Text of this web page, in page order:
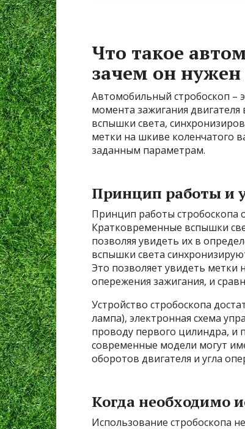
Что такое
зачем он нужен
Автомобильный стробоскоп –
момента зажигания
вспышки света,
метки на шкиве коленчатого
заданным параметрам.
Принцип работы и
Принцип работы стробоскопа
Кратковременные вспышки
позволяя увидеть их в
вспышки света
Это позволяет увидеть метки
опережения зажигания, и
Устройство стробоскопа
лампа), электронная схема
проводу первого цилиндра, и
современные модели могут
оборотов двигателя и угла
Когда необходимо
Использование стробоскопа